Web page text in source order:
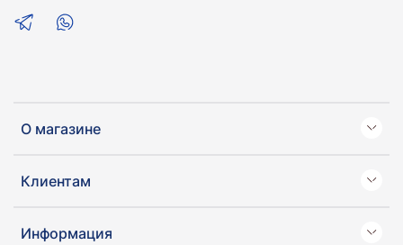
О магазине
Клиентам
Информация